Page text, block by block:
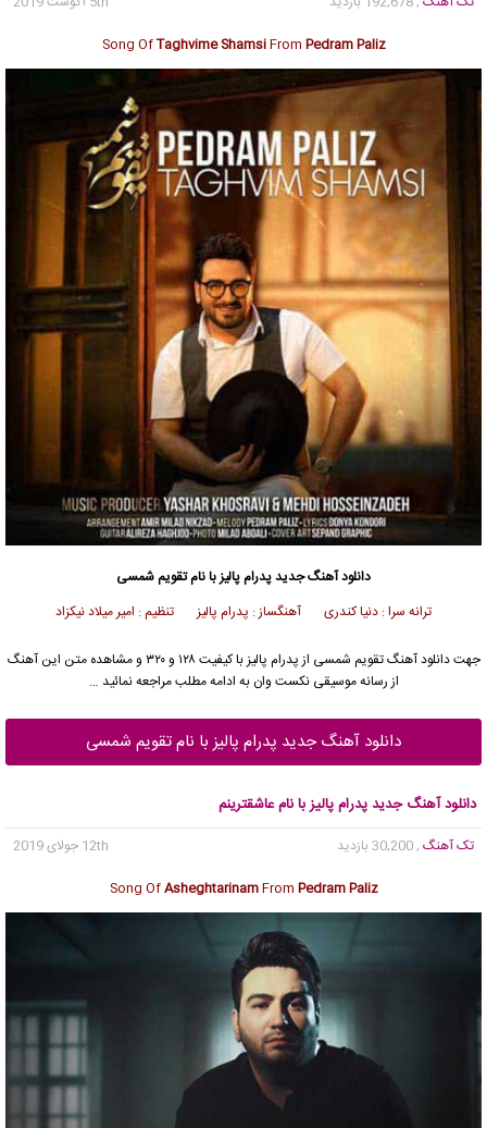
Song OfTaghvime ShamsiFrom Pedram Paliz
دانلود آهنگ جدیدپدرام پالیزبا نام تقویم شمسی
ترانه سرا : دنیا کندری آهنگساز : پدرام پالیز تنظیم : امیر میلاد نیکزاد
جهت دانلود آهنگ تقویم شمسی از پدرام پالیز
با کیفیت ۱۲۸ و ۳۲۰ و مشاهده متن این آهنگ
از رسانه موسیقی نکست وان به ادامه مطلب مراجعه نمائید …
دانلود آهنگ جدید پدرام پالیز با نام تقویم شمسی
دانلود آهنگ جدید پدرام پالیز با نام عاشقترینم
تک آهنگ , 30,200 بازدید
12th جولای 2019
Song OfAsheghtarinamFrom Pedram Paliz